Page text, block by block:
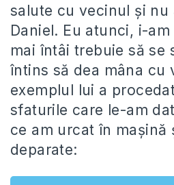
salute cu vecinul şi
Daniel. Eu atunci, i-
mai întâi trebuie să se
întins să dea mâna cu
exemplul lui a
sfaturile care le-am
ce am urcat în maşină
deparate: